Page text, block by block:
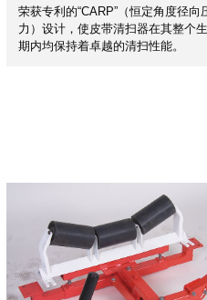
荣获专利的“CARP”（恒定角度径向
力）设计，使皮带清扫器在其整个
期内均保持着卓越的清扫性能。